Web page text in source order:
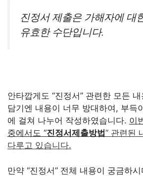
진정서 제출은 가해자에 대
유효한 수단입니다.
안타깝게도 “진정서” 관련한 모든
담기엔 내용이 너무 방대하여, 부득
에 걸쳐 나누어 작성하였습니다. 이
중에서도 “진정서제출방법” 관련된
다루고 있습니다.
만약 “진정서” 전체 내용이 궁금하